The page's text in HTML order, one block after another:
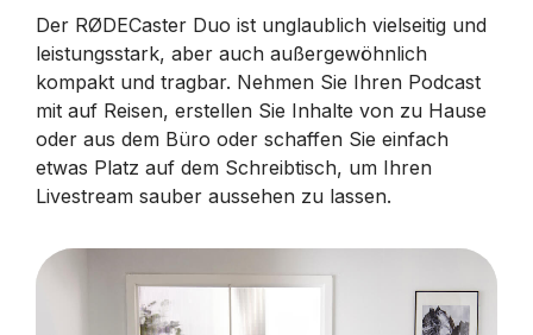
Der RØDECaster Duo ist unglaublich vielseitig und
leistungsstark, aber auch außergewöhnlich
kompakt und tragbar. Nehmen Sie Ihren Podcast
mit auf Reisen, erstellen Sie Inhalte von zu Hause
oder aus dem Büro oder schaffen Sie einfach
etwas Platz auf dem Schreibtisch, um Ihren
Livestream sauber aussehen zu lassen.